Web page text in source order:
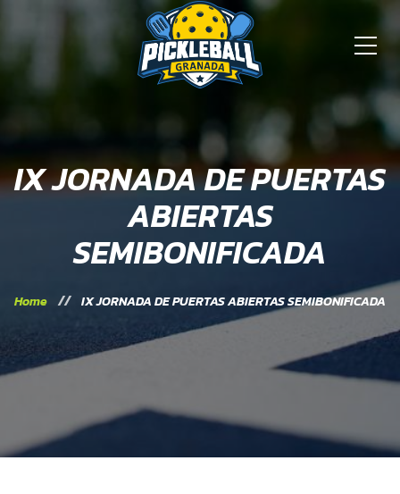
IX JORNADA DE PUERTAS
ABIERTAS
SEMIBONIFICADA
Home IX JORNADA DE PUERTAS ABIERTAS SEMIBONIFICADA